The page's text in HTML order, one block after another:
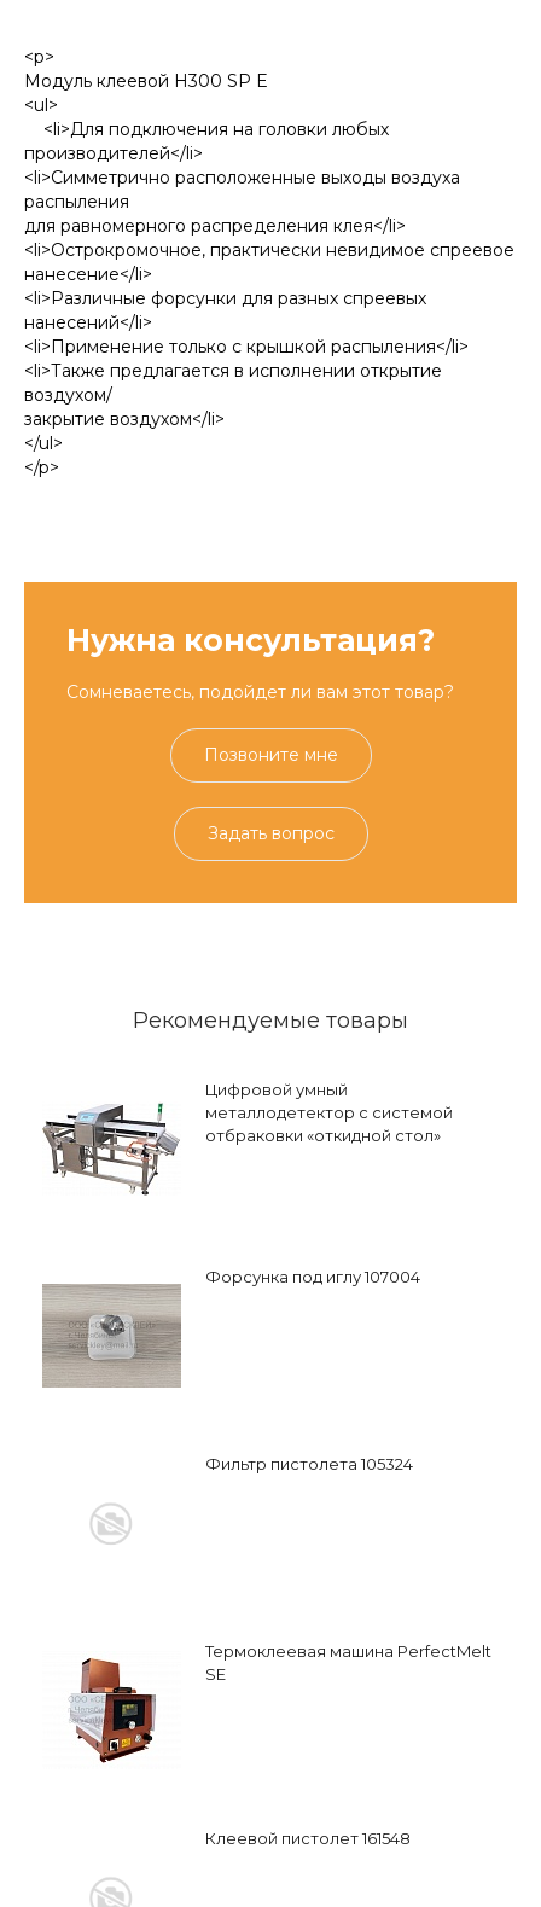
<p>
Модуль клеевой H300 SP E
<ul>
<li>Для подключения на головки любых
производителей</li>
<li>Симметрично расположенные выходы воздуха
распыления
для равномерного распределения клея</li>
<li>Острокромочное, практически невидимое спреевое
нанесение</li>
<li>Различные форсунки для разных спреевых
нанесений</li>
<li>Применение только с крышкой распыления</li>
<li>Также предлагается в исполнении открытие
воздухом/
закрытие воздухом</li>
</ul>
</p>
Нужна консультация?
Сомневаетесь, подойдет ли вам этот товар?
Позвоните мне
Задать вопрос
Рекомендуемые товары
Цифровой умный
металлодетектор с системой
отбраковки «откидной стол»
Форсунка под иглу 107004
Фильтр пистолета 105324
Термоклеевая машина PerfectMelt
SE
Клеевой пистолет 161548